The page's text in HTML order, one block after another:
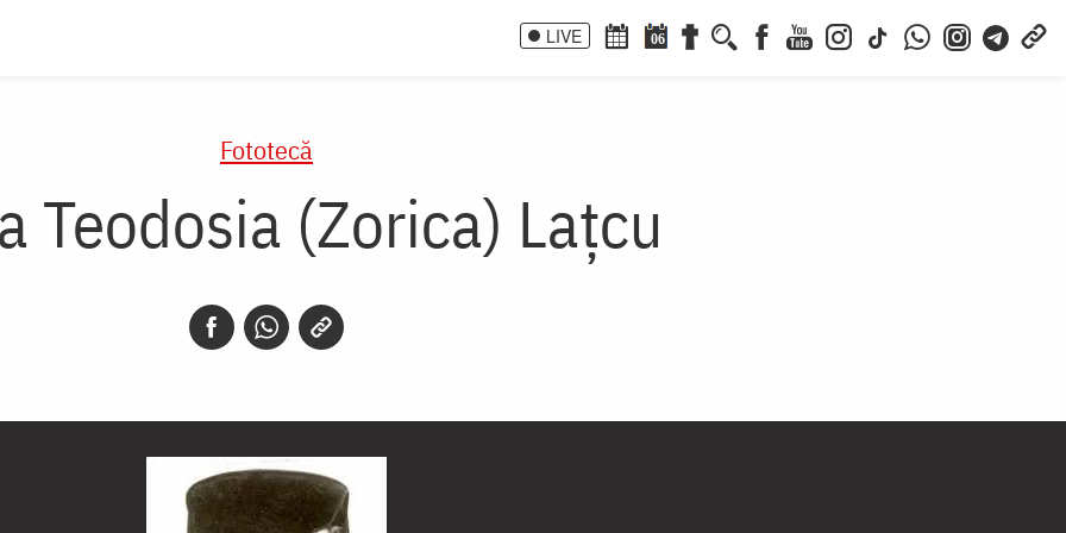
LIVE 06
Fototecă
Teodosia (Zorica) Lațcu